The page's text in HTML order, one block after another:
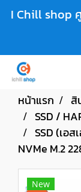
I Chill shop
หน้าแรก สิ
SSD /
SSD (เอส
NVMe M.2
New